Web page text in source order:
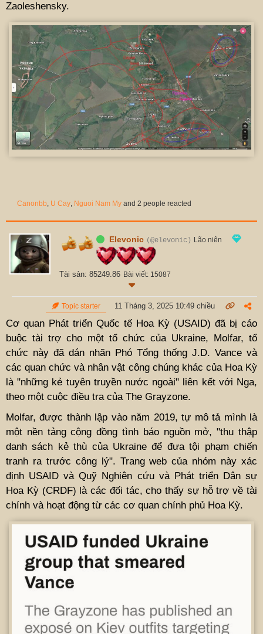
Zaoleshensky.
Canonbb, U Cay, Nguoi Nam My and 2 people reacted
Elevonic (@elevonic) Lão niên
Tài sản: 85249.86 Bài viết: 15087
Topic starter 11 Tháng 3, 2025 10:49 chiều
Cơ quan Phát triển Quốc tế Hoa Kỳ (USAID) đã bị cáo
buộc tài trợ cho một tổ chức của Ukraine, Molfar, tổ
chức này đã dán nhãn Phó Tổng thống J.D. Vance và
các quan chức và nhân vật công chúng khác của Hoa Kỳ
là "những kẻ tuyên truyền nước ngoài" liên kết với Nga,
theo một cuộc điều tra của The Grayzone.
Molfar, được thành lập vào năm 2019, tự mô tả mình là
một nền tảng cộng đồng tình báo nguồn mở, "thu thập
danh sách kẻ thù của Ukraine để đưa tội phạm chiến
tranh ra trước công lý". Trang web của nhóm này xác
định USAID và Quỹ Nghiên cứu và Phát triển Dân sự
Hoa Kỳ (CRDF) là các đối tác, cho thấy sự hỗ trợ về tài
chính và hoạt động từ các cơ quan chính phủ Hoa Kỳ.